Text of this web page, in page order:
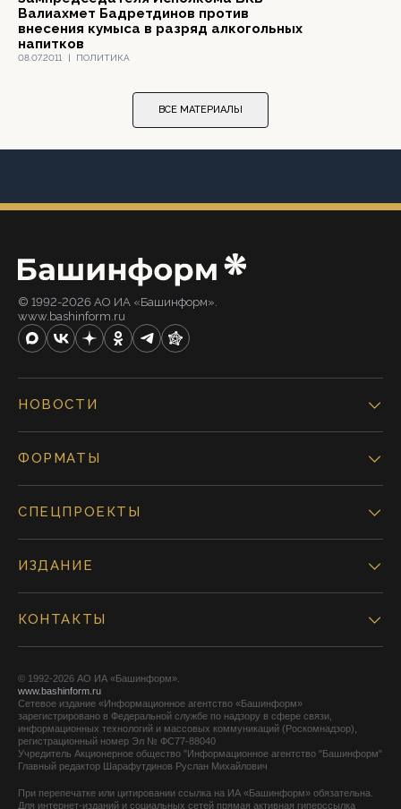
08.07.2011 | ПОЛИТИКА
Валиахмет Бадретдинов против
внесения кумыса в разряд алкогольных
напитков
ВСЕ МАТЕРИАЛЫ
© 1992-2026 АО ИА «Башинформ».
www.bashinform.ru
НОВОСТИ
ФОРМАТЫ
СПЕЦПРОЕКТЫ
ИЗДАНИЕ
КОНТАКТЫ
© 1992-2026 АО ИА «Башинформ».
www.bashinform.ru
Сетевое издание «Информационное агентство «Башинформ»
зарегистрировано в Федеральной службе по надзору в сфере связи,
информационных технологий и массовых коммуникаций (Роскомнадзор),
регистрационный номер Эл № ФС77-88040
Учредитель Акционерное общество "Информационное агентство "Башинформ"
Главный редактор Шарафутдинов Руслан Михайлович
При перепечатке или цитировании ссылка на ИА «Башинформ» обязательна.
Для интернет-изданий и социальных сетей прямая активная гиперссылка